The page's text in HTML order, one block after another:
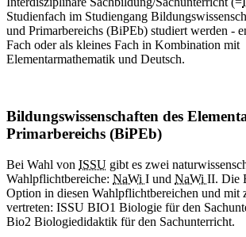
Studienfach im Studiengang
und Primarbereichs (BiPEb) studiert werden -
Fach oder als kleines Fach in Kombination mit
Elementarmathematik und Deutsch.
Bildungswissenschaften des
Primarbereichs (BiPEb)
Bei Wahl von ISSU gibt es zwei
Wahlpflichtbereiche: NaWi I und NaWi II. Die
Option in diesen Wahlpflichtbereichen und mit
vertreten: ISSU BIO1 Biologie für den
Bio2 Biologiedidaktik für den Sachunterricht.